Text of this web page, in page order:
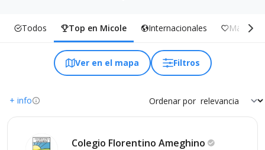
Todos Top en Micole Internacionales Más
Ver en el mapa Filtros
+ info Ordenar por
Colegio Florentino Ameghino